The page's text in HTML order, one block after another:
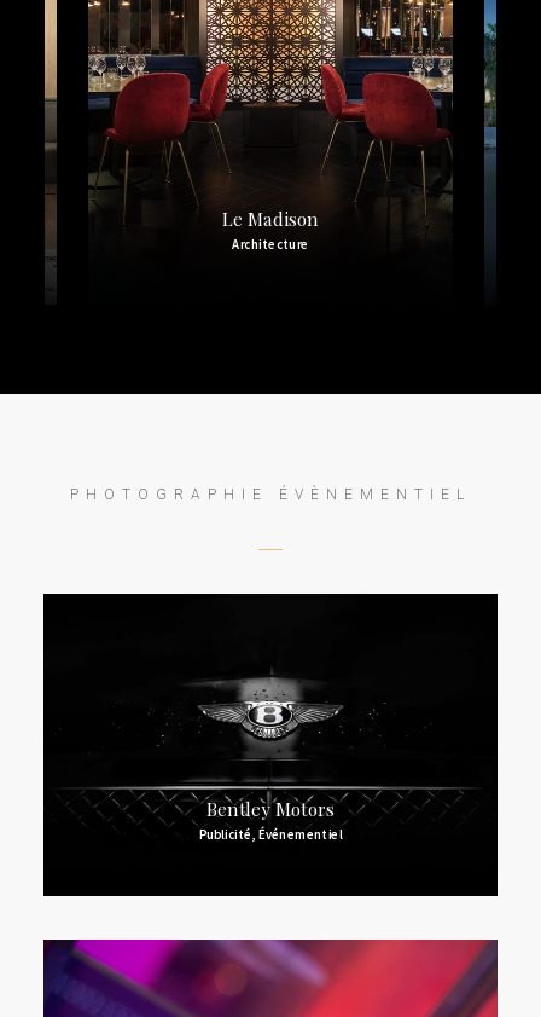
Polygone Riviera – La
Terrasse
Site Web, Architecture
PHOTOGRAPHIE ÉVÈNEMENTIEL
Bentley Motors
Publicité, Événementiel